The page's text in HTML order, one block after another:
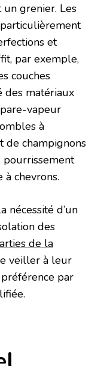
grenier. Les
et
par exemple,
couches
des matériaux
pare-vapeur
à
de champignons
pourrissement
chevrons.
nécessité d’un
des
de la
veiller à leur
par